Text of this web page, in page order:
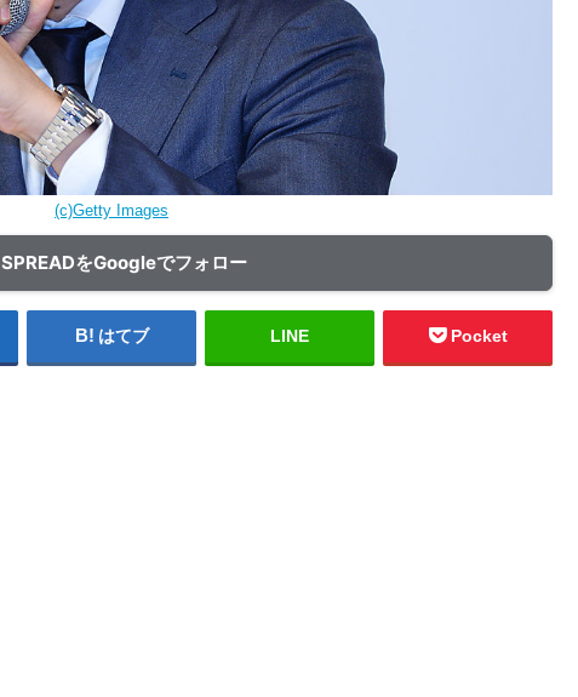
(c)Getty Images
SPREADをGoogleでフォロー
はてブ LINE Pocket